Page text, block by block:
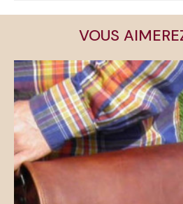
VOUS